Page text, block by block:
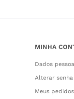
MINHA
Dados
Alterar senha
Meus pedidos